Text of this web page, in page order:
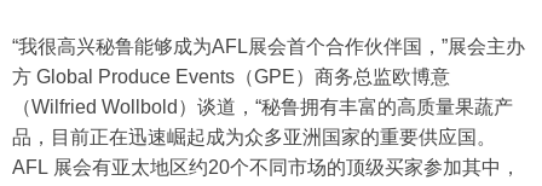
“我很高兴秘鲁能够成为AFL展会首个合作伙伴国，”展会主办
方 Global Produce Events（GPE）商务总监欧博意
（Wilfried Wollbold）谈道，“秘鲁拥有丰富的高质量果蔬产
品，目前正在迅速崛起成为众多亚洲国家的重要供应国。
AFL 展会有亚太地区约20个不同市场的顶级买家参加其中，